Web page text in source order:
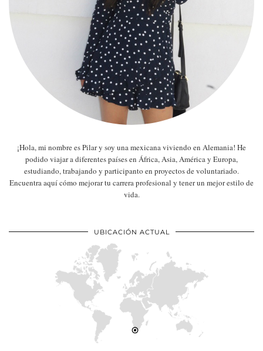
¡Hola, mi nombre es Pilar y soy una mexicana viviendo en Alemania! He
podido viajar a diferentes países en África, Asia, América y Europa,
estudiando, trabajando y participanto en proyectos de voluntariado.
Encuentra aquí cómo mejorar tu carrera profesional y tener un mejor estilo de
vida.
UBICACIÓN ACTUAL